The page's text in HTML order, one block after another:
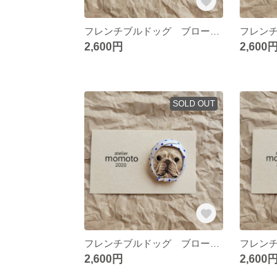
2,600円 2,600円
SOLD OUT
2,600円 2,600円